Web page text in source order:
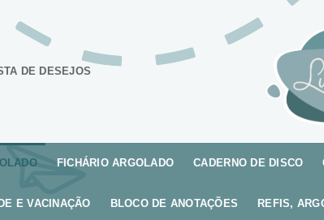
DE DESEJOS
FICHÁRIO ARGOLADO CADERNO DE DISCO
E VACINAÇÃO BLOCO DE ANOTAÇÕES REFIS,